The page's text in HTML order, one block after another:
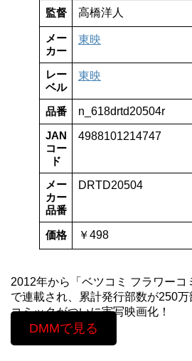
監督 高橋洋人
メー
カー
東映
レー
ベル
東映
品番
n_618drtd20504r
JAN
コー
ド
4988101214747
メー
カー
品番
DRTD20504
価格 ￥498
2012年から「ベツコミ フラワーコ
で連載され、累計発行部数が250
コミックがついに実写映画化！
DMMで見る